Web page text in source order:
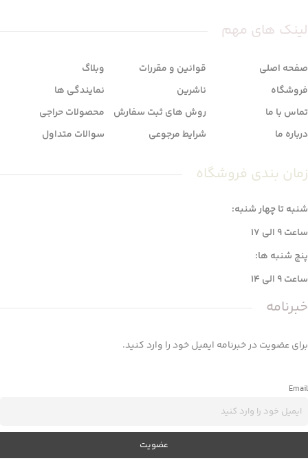
لینک های مهم
صفحه اصلی
فروشگاه
تماس با ما
درباره ما
قوانین و مقررات
ناشرین
روش های ثبت سفارش
شرایط مرجوعی
وبلاگ
نمایندگی ها
محصولات حراجی
سوالات متداول
زمان بندی فروشگاه
شنبه تا چهار شنبه:
ساعت 9 الی 17
پنج شنبه ها:
ساعت 9 الی 14
خبرنامه
برای عضویت در خبرنامه ایمیل خود را وارد کنید.
Email